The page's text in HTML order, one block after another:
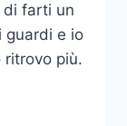
di farti un
guardi e io
ritrovo più.